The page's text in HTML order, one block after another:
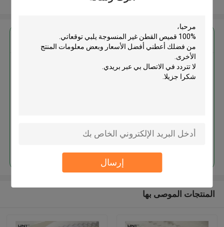
إرسال
احصل على افضل سعر ل
100% قميص القطن غير المنسوجة
المنتجات الموصى بها